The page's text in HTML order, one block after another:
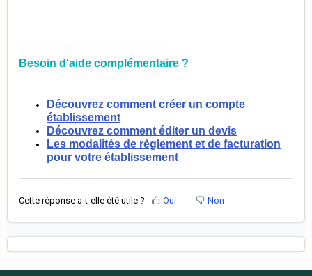
Besoin d'aide complémentaire ?
Découvrez comment créer un compte
établissement
Découvrez comment éditer un devis
Les modalités de règlement et de facturation
pour votre établissement
Cette réponse a-t-elle été utile ? Oui Non